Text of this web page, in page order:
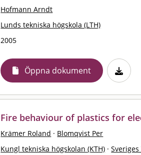
Hofmann Arndt
Lunds tekniska högskola (LTH)
2005
Öppna dokument
Fire behaviour of plastics for
Krämer Roland · Blomqvist Per
Kungl tekniska högskolan (KTH) ·